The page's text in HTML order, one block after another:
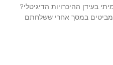
בעידן ההיכרויות הדיגיטלי?
במסך אחרי ששלחתם